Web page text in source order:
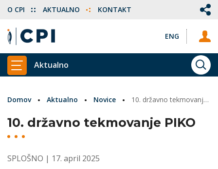
ENG
O CPI AKTUALNO KONTAKT
PRIKAŽI GLAVNI MENI
Aktualno
Domov Aktualno Novice 10. državno tekmovanje PIKO
10. državno tekmovanje PIKO
SPLOŠNO | 17. april 2025